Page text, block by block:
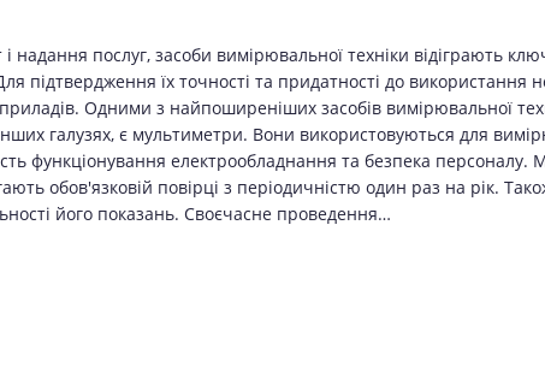
надання послуг, засоби вимірювальної техніки відіграють
підтвердження їх точності та придатності до використання
Одними з найпоширеніших засобів вимірювальної
галузях, є мультиметри. Вони використовуються для
функціонування електрообладнання та безпека
обов'язковій повірці з періодичністю один раз на рік.
його показань. Своєчасне проведення…